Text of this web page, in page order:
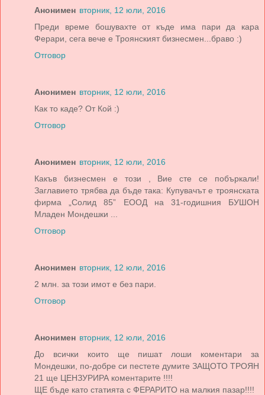
Анонимен вторник, 12 юли, 2016
Преди време бошувахте от къде има пари да кара
Ферари, сега вече е Троянският бизнесмен...браво :)
Отговор
Анонимен вторник, 12 юли, 2016
Как то каде? От Кой :)
Отговор
Анонимен вторник, 12 юли, 2016
Какъв бизнесмен е този , Вие сте се побъркали!
Заглавието трябва да бъде така: Купувачът е троянската
фирма „Солид 85” ЕООД на 31-годишния БУШОН
Младен Мондешки ...
Отговор
Анонимен вторник, 12 юли, 2016
2 млн. за този имот е без пари.
Отговор
Анонимен вторник, 12 юли, 2016
До всички които ще пишат лоши коментари за
Мондешки, по-добре си пестете думите ЗАЩОТО ТРОЯН
21 ще ЦЕНЗУРИРА коментарите !!!!
ЩЕ бъде като статията с ФЕРАРИТО на малкия пазар!!!!